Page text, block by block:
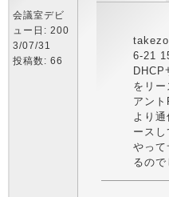
会議室デビ
ュー日: 200
3/07/31
投稿数: 66
6-21
DHCP
をリ
アン
より通
ース
やって
るので